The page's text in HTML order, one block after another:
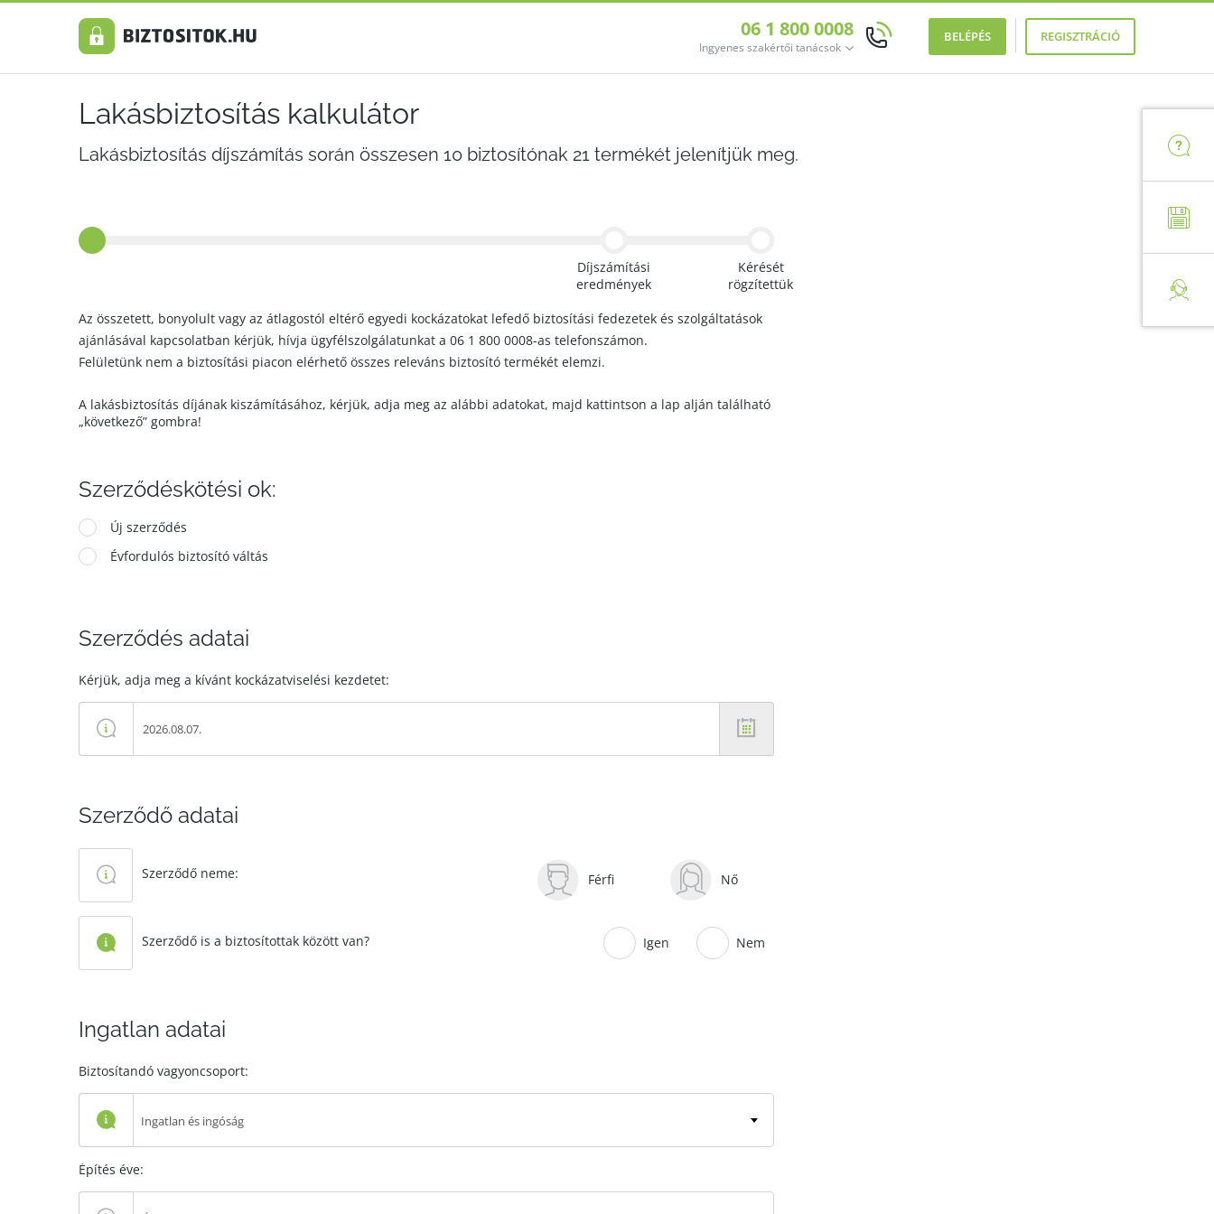
06 1 800 0008
Ingyenes szakértői tanácsok
BELÉPÉS REGISZTRÁCIÓ
Lakásbiztosítás kalkulátor
Lakásbiztosítás díjszámítás során összesen 10 biztosítónak 21 termékét jelenítjük meg.
Díjszámítási
eredmények
Kérését
rögzítettük
Az összetett, bonyolult vagy az átlagostól eltérő egyedi kockázatokat lefedő biztosítási fedezetek és szolgáltatások
ajánlásával kapcsolatban kérjük, hívja ügyfélszolgálatunkat a 06 1 800 0008-as telefonszámon.
Felületünk nem a biztosítási piacon elérhető összes releváns biztosító termékét elemzi.
A lakásbiztosítás díjának kiszámításához, kérjük, adja meg az alábbi adatokat, majd kattintson a lap alján található
„következő” gombra!
Szerződéskötési ok:
Új szerződés
Évfordulós biztosító váltás
Szerződés adatai
Kérjük, adja meg a kívánt kockázatviselési kezdetet:
Szerződő adatai
Szerződő neme: Férfi Nő
Szerződő is a biztosítottak között van? Igen Nem
Ingatlan adatai
Biztosítandó vagyoncsoport:
Ingatlan és ingóság
Építés éve: